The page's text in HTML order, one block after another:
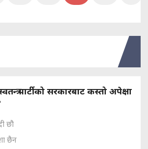
पार्टीको सरकारबाट कस्तो अपेक्षा
छौ
छैन